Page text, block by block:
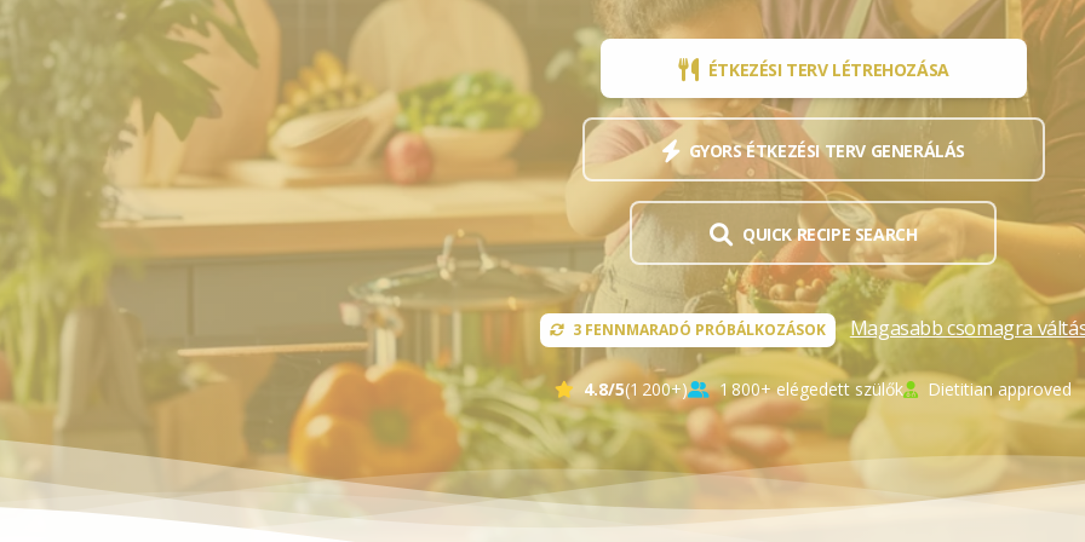
Bevásárlólista
Bevásárlólistáim
Hozzávaló adatbázis
Táplálkozási szükségletek kvíz
Teszteld tudásod
Kvíz történet
ÉTKEZÉSI TERV LÉTREHOZÁSA
GYORS ÉTKEZÉSI TERV GENERÁLÁS
QUICK RECIPE SEARCH
3FENNMARADÓ PRÓBÁLKOZÁSOK Magasabb csomagra
4.8/5(1 200+) 1 800+ elégedett szülők Dietitian approved